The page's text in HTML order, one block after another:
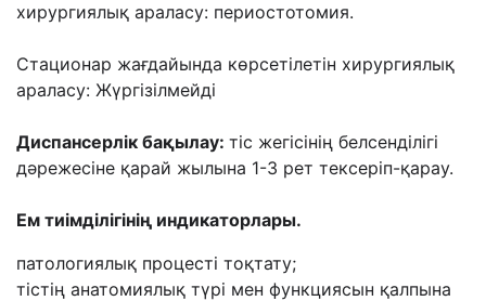
хирургиялық араласу: периостотомия.
Стационар жағдайында көрсетілетін хирургиялық
араласу: Жүргізілмейді
Диспансерлік бақылау: тіс жегісінің белсенділігі
дәрежесіне қарай жылына 1-3 рет тексеріп-қарау.
Ем тиімділігінің индикаторлары.
патологиялық процесті тоқтату;
тістің анатомиялық түрі мен функциясын қалпына